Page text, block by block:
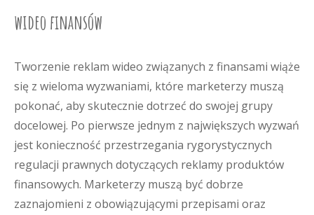
wideo finansów
Tworzenie reklam wideo związanych z finansami wiąże
się z wieloma wyzwaniami, które marketerzy muszą
pokonać, aby skutecznie dotrzeć do swojej grupy
docelowej. Po pierwsze jednym z największych wyzwań
jest konieczność przestrzegania rygorystycznych
regulacji prawnych dotyczących reklamy produktów
finansowych. Marketerzy muszą być dobrze
zaznajomieni z obowiązującymi przepisami oraz